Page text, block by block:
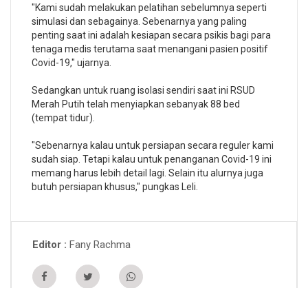
"Kami sudah melakukan pelatihan sebelumnya seperti
simulasi dan sebagainya. Sebenarnya yang paling
penting saat ini adalah kesiapan secara psikis bagi para
tenaga medis terutama saat menangani pasien positif
Covid-19," ujarnya.
Sedangkan untuk ruang isolasi sendiri saat ini RSUD
Merah Putih telah menyiapkan sebanyak 88 bed
(tempat tidur).
"Sebenarnya kalau untuk persiapan secara reguler kami
sudah siap. Tetapi kalau untuk penanganan Covid-19 ini
memang harus lebih detail lagi. Selain itu alurnya juga
butuh persiapan khusus," pungkas Leli.
Editor Fany Rachma